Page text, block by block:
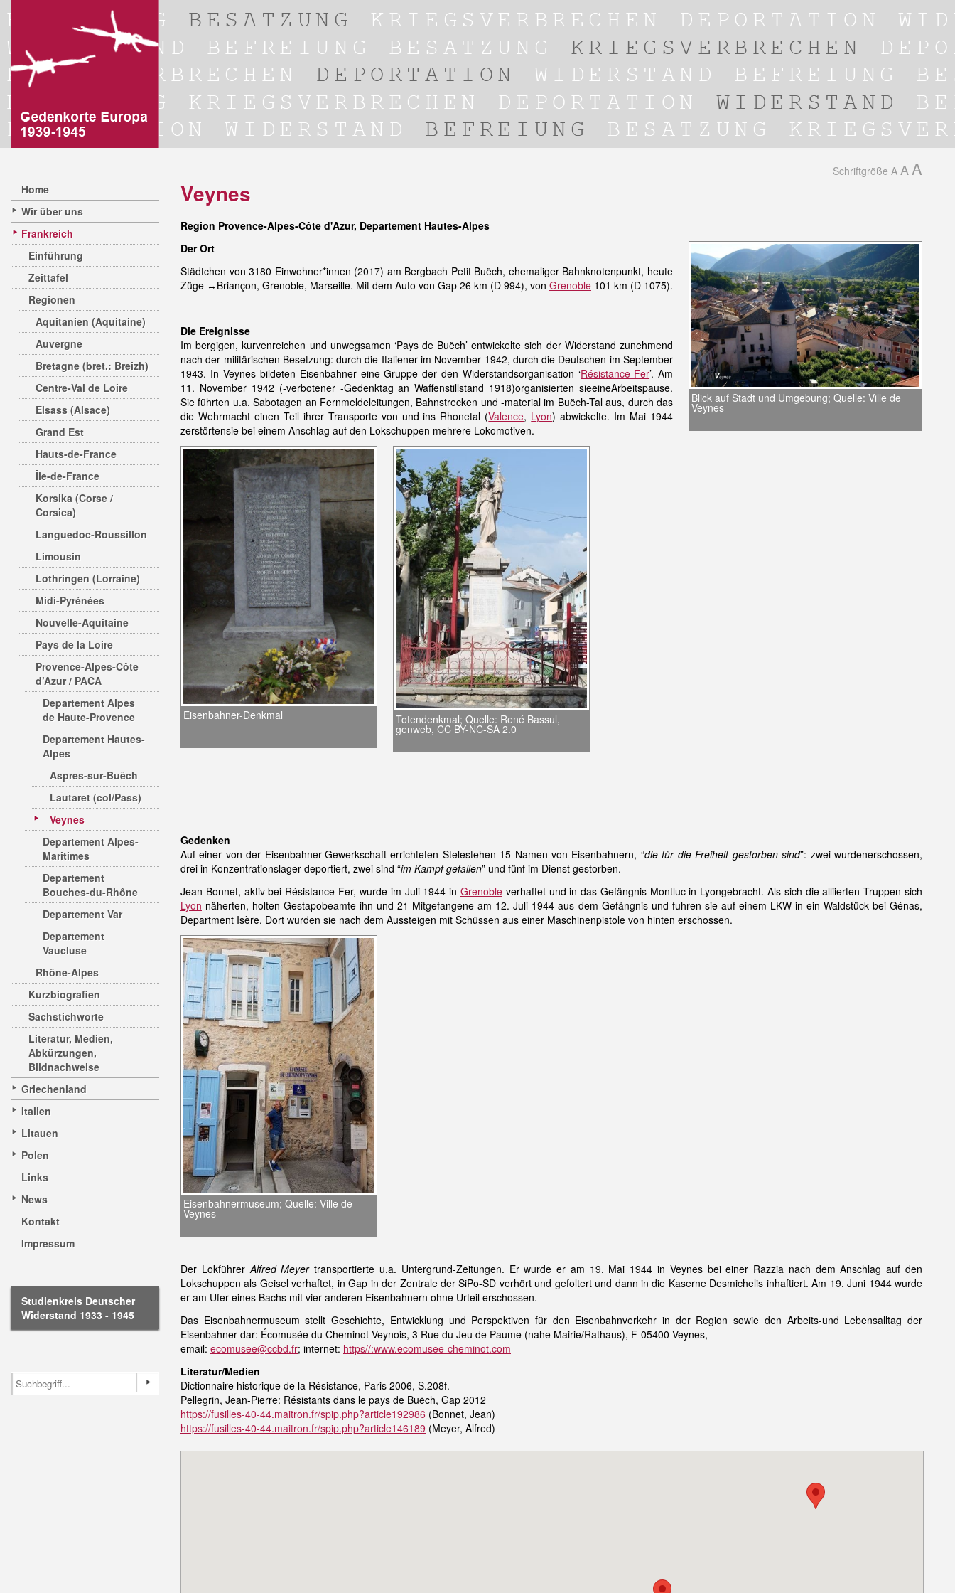
Home
Wir über uns
Frankreich
Einführung
Zeittafel
Regionen
Aquitanien (Aquitaine)
Auvergne
Bretagne (bret.: Breizh)
Centre-Val de Loire
Elsass (Alsace)
Grand Est
Hauts-de-France
Île-de-France
Korsika (Corse /
Corsica)
Languedoc-Roussillon
Limousin
Lothringen (Lorraine)
Midi-Pyrénées
Nouvelle-Aquitaine
Pays de la Loire
Provence-Alpes-Côte
d’Azur / PACA
Departement Alpes
de Haute-Provence
Departement Hautes-
Alpes
Aspres-sur-Buëch
Lautaret (col/Pass)
Veynes
Departement Alpes-
Maritimes
Departement
Bouches-du-Rhône
Departement Var
Departement
Vaucluse
Rhône-Alpes
Kurzbiografien
Sachstichworte
Literatur, Medien,
Abkürzungen,
Bildnachweise
Griechenland
Italien
Litauen
Polen
Links
News
Kontakt
Impressum
Studienkreis Deutscher
Widerstand 1933 - 1945
Schriftgröße A A A
Veynes
Region Provence-Alpes-Côte d'Azur, Departement Hautes-Alpes
Blick auf Stadt und Umgebung; Quelle: Ville de
Veynes
Der Ort
Städtchen von 3180 Einwohner*innen (2017) am Bergbach Petit Buëch, ehemaliger Bahnknotenpunkt, heute
Züge ↔Briançon, Grenoble, Marseille. Mit dem Auto von Gap 26 km (D 994), von Grenoble 101 km (D 1075).
Die Ereignisse
Im bergigen, kurvenreichen und unwegsamen ‘Pays de Buëch’ entwickelte sich der Widerstand zunehmend
nach der militärischen Besetzung: durch die Italiener im November 1942, durch die Deutschen im September
1943. In Veynes bildeten Eisenbahner eine Gruppe der den Widerstandsorganisation ‘Résistance-Fer’. Am
11. November 1942 (-verbotener -Gedenktag an Waffenstillstand 1918)organisierten sieeineArbeitspause.
Sie führten u.a. Sabotagen an Fernmeldeleitungen, Bahnstrecken und -material im Buëch-Tal aus, durch das
die Wehrmacht einen Teil ihrer Transporte von und ins Rhonetal (Valence, Lyon) abwickelte. Im Mai 1944
zerstörtensie bei einem Anschlag auf den Lokschuppen mehrere Lokomotiven.
Eisenbahner-Denkmal Totendenkmal; Quelle: René Bassul,
genweb, CC BY-NC-SA 2.0
Gedenken
Auf einer von der Eisenbahner-Gewerkschaft errichteten Stelestehen 15 Namen von Eisenbahnern, “die für die Freiheit gestorben sind”: zwei wurdenerschossen,
drei in Konzentrationslager deportiert, zwei sind “im Kampf gefallen” und fünf im Dienst gestorben.
Jean Bonnet, aktiv bei Résistance-Fer, wurde im Juli 1944 in Grenobleverhaftet und in das Gefängnis Montluc in Lyongebracht. Als sich die alliierten Truppen sich
Lyon näherten, holten Gestapobeamte ihn und 21 Mitgefangene am 12. Juli 1944 aus dem Gefängnis und fuhren sie auf einem LKW in ein Waldstück bei Génas,
Department Isère. Dort wurden sie nach dem Aussteigen mit Schüssen aus einer Maschinenpistole von hinten erschossen.
Eisenbahnermuseum; Quelle: Ville de
Veynes
Der LokführerAlfred Meyertransportierte u.a. Untergrund-Zeitungen. Er wurde er am 19. Mai 1944 in Veynes bei einer Razzia nach dem Anschlag auf den
Lokschuppen als Geisel verhaftet, in Gap in der Zentrale der SiPo-SD verhört und gefoltert und dann in die Kaserne Desmichelis inhaftiert. Am 19. Juni 1944 wurde
er am Ufer eines Bachs mit vier anderen Eisenbahnern ohne Urteil erschossen.
Das Eisenbahnermuseum stellt Geschichte, Entwicklung und Perspektiven für den Eisenbahnverkehr in der Region sowie den Arbeits-und Lebensalltag der
Eisenbahner dar: Écomusée du Cheminot Veynois, 3 Rue du Jeu de Paume (nahe Mairie/Rathaus), F-05400 Veynes,
email: ecomusee@ccbd.fr; internet: https//:www.ecomusee-cheminot.com
Literatur/Medien
Dictionnaire historique de la Résistance, Paris 2006, S.208f.
Pellegrin, Jean-Pierre: Résistants dans le pays de Buëch, Gap 2012
https://fusilles-40-44.maitron.fr/spip.php?article192986 (Bonnet, Jean)
https://fusilles-40-44.maitron.fr/spip.php?article146189 (Meyer, Alfred)